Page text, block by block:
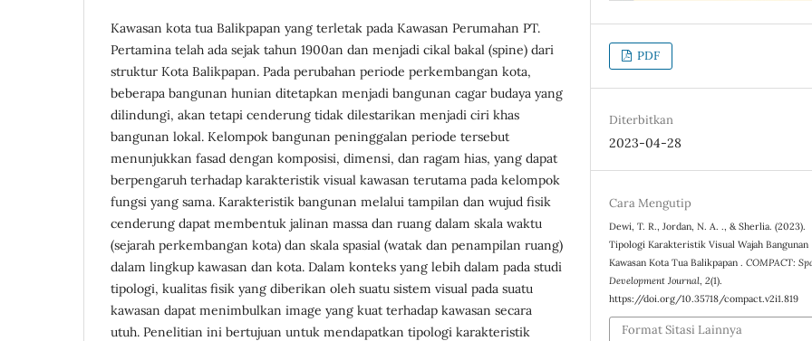
Kawasan kota tua Balikpapan yang terletak pada Kawasan Perumahan PT.
Pertamina telah ada sejak tahun 1900an dan menjadi cikal bakal (spine) dari
struktur Kota Balikpapan. Pada perubahan periode perkembangan kota,
beberapa bangunan hunian ditetapkan menjadi bangunan cagar budaya yang
dilindungi, akan tetapi cenderung tidak dilestarikan menjadi ciri khas
bangunan lokal. Kelompok bangunan peninggalan periode tersebut
menunjukkan fasad dengan komposisi, dimensi, dan ragam hias, yang dapat
berpengaruh terhadap karakteristik visual kawasan terutama pada kelompok
fungsi yang sama. Karakteristik bangunan melalui tampilan dan wujud fisik
cenderung dapat membentuk jalinan massa dan ruang dalam skala waktu
(sejarah perkembangan kota) dan skala spasial (watak dan penampilan ruang)
dalam lingkup kawasan dan kota. Dalam konteks yang lebih dalam pada studi
tipologi, kualitas fisik yang diberikan oleh suatu sistem visual pada suatu
kawasan dapat menimbulkan image yang kuat terhadap kawasan secara
utuh. Penelitian ini bertujuan untuk mendapatkan tipologi karakteristik
PDF
Diterbitkan
2023-04-28
Cara Mengutip
Dewi, T. R., Jordan, N. A. ., & Sherlia. (2023).
Tipologi Karakteristik Visual Wajah Bangunan
Kawasan Kota Tua Balikpapan .COMPACT:
Development Journal ,2(1).
https://doi.org/10.35718/compact.v2i1.819
Format Sitasi Lainnya